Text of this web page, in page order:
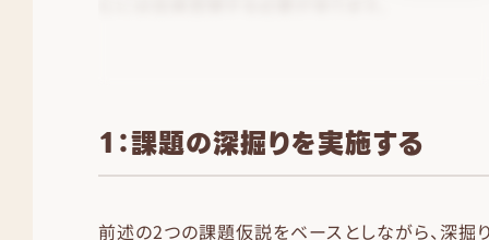
１：課題の深掘りを実施する
前述の2つの課題仮説をベースとしながら、深掘